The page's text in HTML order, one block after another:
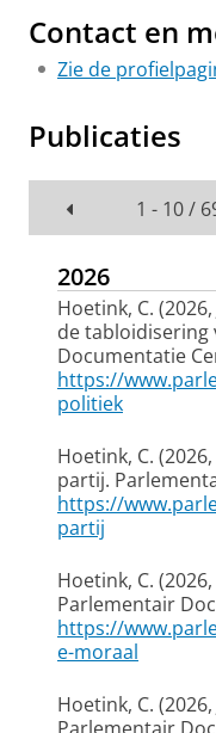
Contact en
Zie de
Publicaties
1 - 10 /
2026
Hoetink, C. (2026,
de tabloidisering
Documentatie
https://
politiek
Hoetink, C.
partij.
https://
partij
Hoetink, C.
Parlementair
https://
e-moraal
Hoetink, C. (2026,